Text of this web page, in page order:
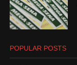
POPULAR POSTS